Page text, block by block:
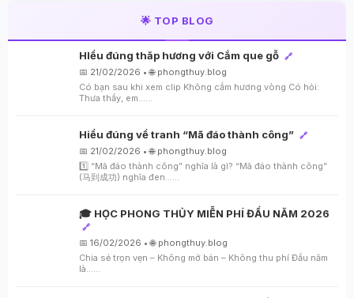
🌟 TOP BLOG
HIểu đúng thăp hương với Cắm que gỗ 🔗
📅 21/02/2026 • 🌐 phongthuy.blog
Có bạn sau khi xem clip Không cắm hương vòng Có hỏi:
Thưa thầy, em…...
Hiểu đúng về tranh “Mã đáo thành công” 🔗
📅 21/02/2026 • 🌐 phongthuy.blog
1️⃣ “Mã đáo thành công” nghĩa là gì? “Mã đáo thành công”
(马到成功) nghĩa đen…...
🎓 HỌC PHONG THỦY MIỄN PHÍ ĐẦU NĂM 2026
🔗
📅 16/02/2026 • 🌐 phongthuy.blog
Chia sẻ trọn vẹn – Không mở bán – Không thu phí Đầu năm
là…...